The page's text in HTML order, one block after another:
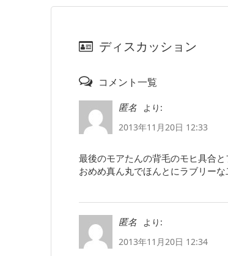
ディスカッション
コメント一覧
匿名
より:
2013年11月20日 12:33
最後のモアたんの背毛のモヒ具合
おめめ真ん丸でほんとにラブリーな
匿名
より:
2013年11月20日 12:34